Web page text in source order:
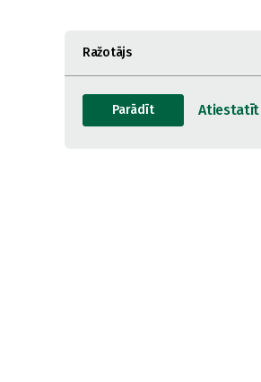
Ražotājs